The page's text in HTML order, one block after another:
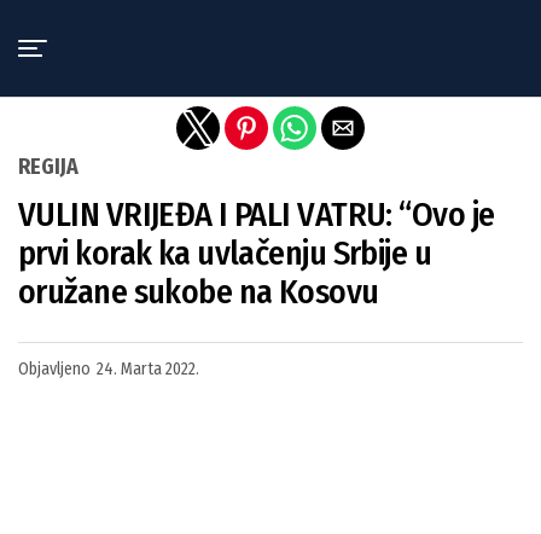
REGIJA
VULIN VRIJEĐA I PALI VATRU: “Ovo je
prvi korak ka uvlačenju Srbije u
oružane sukobe na Kosovu
Objavljeno 24. Marta 2022.